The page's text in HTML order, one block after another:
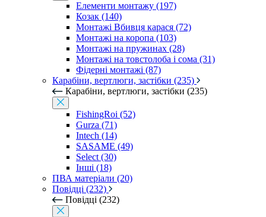
Елементи монтажу (197)
Козак (140)
Монтажі Вбивця карася (72)
Монтажі на коропа (103)
Монтажі на пружинах (28)
Монтажі на товстолоба і сома (31)
Фідерні монтажі (87)
Карабіни, вертлюги, застібки (235)
Карабіни, вертлюги, застібки (235)
FishingRoi (52)
Gurza (71)
Intech (14)
SASAME (49)
Select (30)
Інші (18)
ПВА матеріали (20)
Повідці (232)
Повідці (232)